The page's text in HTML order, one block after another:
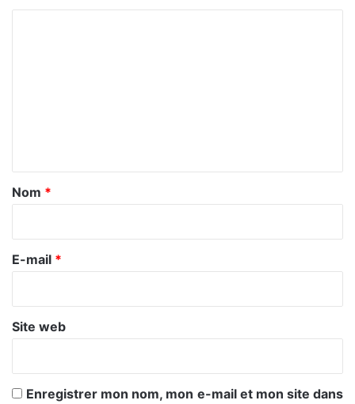
a
r
e
Nom *
E-mail *
Site web
Enregistrer mon nom, mon e-mail et mon site dans